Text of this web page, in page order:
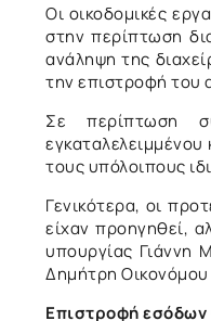
Οι οικοδομικές
στην περίπτωση
ανάληψη της
την επιστροφή του
Σε περίπτωση
τους υπόλοιπους
Γενικότερα, οι
είχαν προηγηθεί,
υπουργίας Γιάννη
Δημήτρη
Επιστροφή